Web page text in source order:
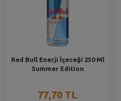
Red Bull Enerji İçeceği 250 Ml
Summer Edition
77,70 TL